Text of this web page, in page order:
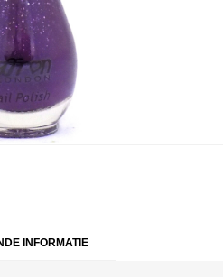
INFORMATIE